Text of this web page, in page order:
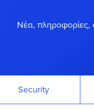
Νέα, πληροφορίες,
Security